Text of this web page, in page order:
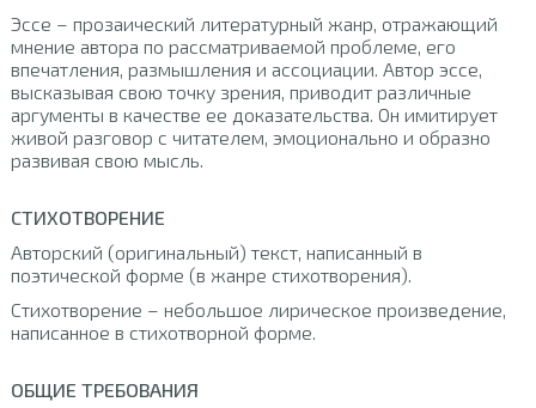
Эссе – прозаический литературный жанр, отражающий
мнение автора по рассматриваемой проблеме, его
впечатления, размышления и ассоциации. Автор эссе,
высказывая свою точку зрения, приводит различные
аргументы в качестве ее доказательства. Он имитирует
живой разговор с читателем, эмоционально и образно
развивая свою мысль.
СТИХОТВОРЕНИЕ
Авторский (оригинальный) текст, написанный в
поэтической форме (в жанре стихотворения).
Стихотворение – небольшое лирическое произведение,
написанное в стихотворной форме.
ОБЩИЕ ТРЕБОВАНИЯ